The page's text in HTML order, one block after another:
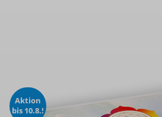
Aktion
bis 10.8.!